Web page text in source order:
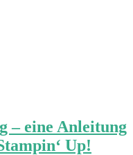
– eine Anleitung
Up!